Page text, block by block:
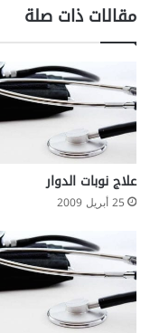
ع
و
د
ي
ه
س
ا
س
ن
ج
ا
ح
ك
ئ
ا
ب
ا
ل
ط
ف
ا
مقالات ذات صلة
علاج نوبات الدوار
25 أبريل 2009